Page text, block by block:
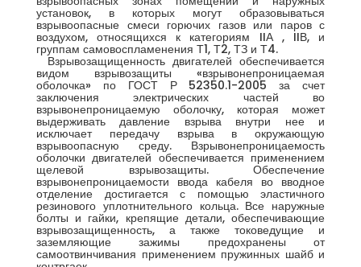
установок, в которых могут образовываться
взрывоопасные смеси горючих газов или паров с
воздухом, относящихся к категориям IIА , IIВ, и
группам самовоспламенения Т1, Т2, ТЗ и Т4.
Взрывозащищенность двигателей обеспечивается
видом взрывозащиты «взрывонепроницаемая
оболочка» по ГОСТ Р 52350.1-2005 за счет
заключения электрических частей во
взрывонепроницаемую оболочку, которая может
выдерживать давление взрыва внутри нее и
исключает передачу взрыва в окружающую
взрывоопасную среду. Взрывонепроницаемость
оболочки двигателей обеспечивается применением
щелевой взрывозащиты. Обеспечение
взрывонепроницаемости ввода кабеля во вводное
отделение достигается с помощью эластичного
резинового уплотнительного кольца. Все наружные
болты и гайки, крепящие детали, обеспечивающие
взрывозащищенность, а также токоведущие и
заземляющие зажимы предохранены от
самоотвинчивания применением пружинных шайб и